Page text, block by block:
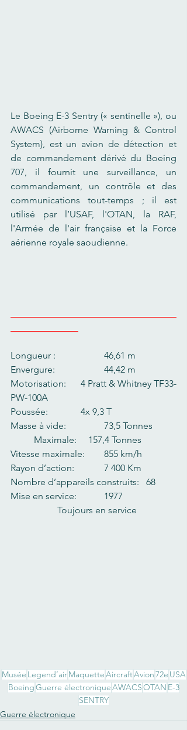
Le Boeing E-3 Sentry (« sentinelle »), ou
AWACS (Airborne Warning & Control
System), est un avion de détection et
de commandement dérivé du Boeing
707, il fournit une surveillance, un
commandement, un contrôle et des
communications tout-temps ; il est
utilisé par l’USAF, l'OTAN, la RAF,
l'Armée de l'air française et la Force
aérienne royale saoudienne.
Longueur :     		46,61 m
Envergure:     		44,42 m
Motorisation:     	4 Pratt & Whitney TF33-
PW-100A
Poussée:   		4x 9,3 T
Masse à vide:      	73,5 Tonnes
	Maximale:     157,4 Tonnes
Vitesse maximale:  	855 km/h
Rayon d’action:   	7 400 Km
Nombre d’appareils construits:   68
Mise en service:   	1977
		Toujours en service
Musée Legend’airMaquetteAircraftAvion72e USA
BoeingGuerre électroniqueAWACSOTAN E-3
SENTRY
Guerre électronique